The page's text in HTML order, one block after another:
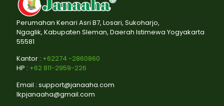
Perumahan Kenari Asri B7, Losari, Sukoharjo,
Ngaglik, Kabupaten Sleman, Daerah Istimewa Yogyakarta
55581
Kantor : +62274 -2860860
HP : +62 811-2959-226
Email : support@janaaha.com
lkpjanaaha@gmail.com